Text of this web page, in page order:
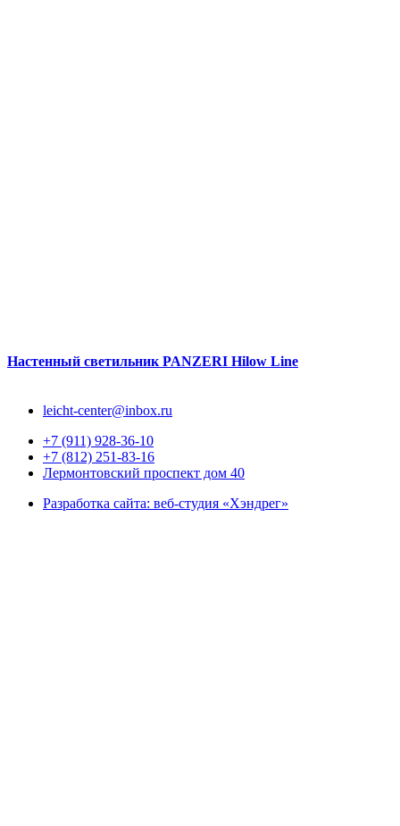
Настенный светильник PANZERI Hilow Line
leicht-center@inbox.ru
+7 (911) 928-36-10
+7 (812) 251-83-16
Лермонтовский проспект дом 40
Разработка сайта: веб-студия «Хэндрег»